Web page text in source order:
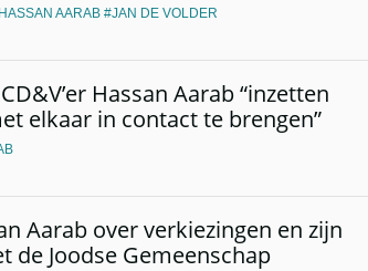
HASSAN AARAB JAN DE VOLDER
Hassan Aarab “inzetten
elkaar in contact te brengen”
Aarab over verkiezingen en zijn
de Joodse Gemeenschap